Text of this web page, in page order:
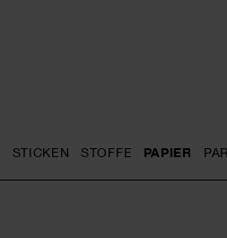
STICKEN STOFFE PAPIER